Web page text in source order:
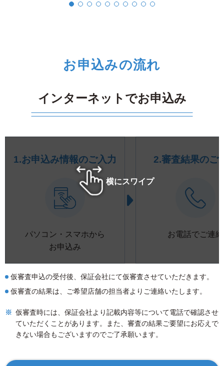
お申込みの流れ
インターネットでお申込み
1.お申込み情報のご入力
パソコン・スマホから
お申込み
2.審査結果のご
お電話でご連絡
横にスワイプ
仮審査申込の受付後、保証会社にて仮審査させていただきます。
仮審査の結果は、ご希望店舗の担当者よりご連絡いたします。
仮審査時には、保証会社より記載内容等について電話で確認させ
ていただくことがあります。また、審査の結果ご要望にお応えで
きない場合もございますのでご了承願います。